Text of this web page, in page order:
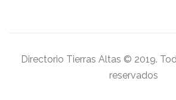
Directorio Tierras Altas © 2019.
reservados